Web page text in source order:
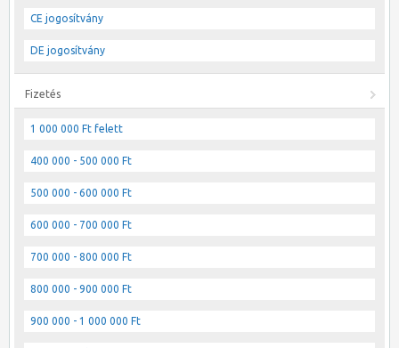
CE jogosítvány
DE jogosítvány
Fizetés
1 000 000 Ft felett
400 000 - 500 000 Ft
500 000 - 600 000 Ft
600 000 - 700 000 Ft
700 000 - 800 000 Ft
800 000 - 900 000 Ft
900 000 - 1 000 000 Ft